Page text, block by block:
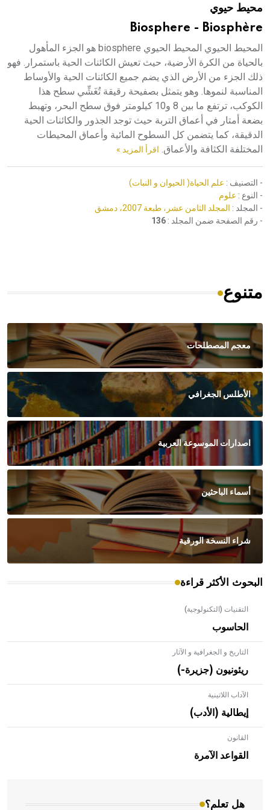
هيئة الموسوعة العربية تطلق موسوعات جديدة في عام 2026محيط حيوي
Biosphere - Biosphère
المحيط الحيوي المحيط الحيوي biosphere هو الجزء المأهول
بالحياة من الكرة الأرضية، حيث تعيش الكائنات الحية باستمرار. فهو
ذلك الجزء من الأرض الذي يضم جميع الكائنات الحية والأوساط
المناسبة لنموها. وهو يتمثل بصفيحة رقيقة تُغَشِّي سطح هذا
الكوكب، ترتفع ما بين 8 و10 كيلومتر فوق سطح البحر، وتهبط
بضعة أمتار في أعماق التربة حيث توجد الجذور والكائنات الحية
الدقيقة، كما يتضمن كل السطوح المائية وأعماق المحيطات
المختلفة الكثافة والأعماق. اقرأ المزيد »
- التصنيف : علم الحياة( الحيوان و النبات)
- النوع : علوم
- المجلد : المجلد الثامن عشر، طبعة 2007، دمشق
- رقم الصفحة ضمن المجلد : 136
متنوع
معجم المصطلحات
الأطلس الجغرافي
اصدارات الموسوعة العربية
أسماء الباحثين
شراء النسخة الورقية
البحوث الأكثر قراءة
التقنيات (التكنولوجية)
الحاسوب
التاريخ و الجغرافية و الآثار
ريئونيون (جزيرة-)
الآداب اللاتينية
إيطالية (الأدب)
القانون
القواعد الآمرة
هل تعلم؟
- هل تعلم أن الأبلق نوع من الفنون الهندسية التي ارتبطت
بالعمارة الإسلامية في بلاد الشام ومصر خاصة، حيث يحرص
المعمار على بناء مداميكه وخاصة في الواجهات